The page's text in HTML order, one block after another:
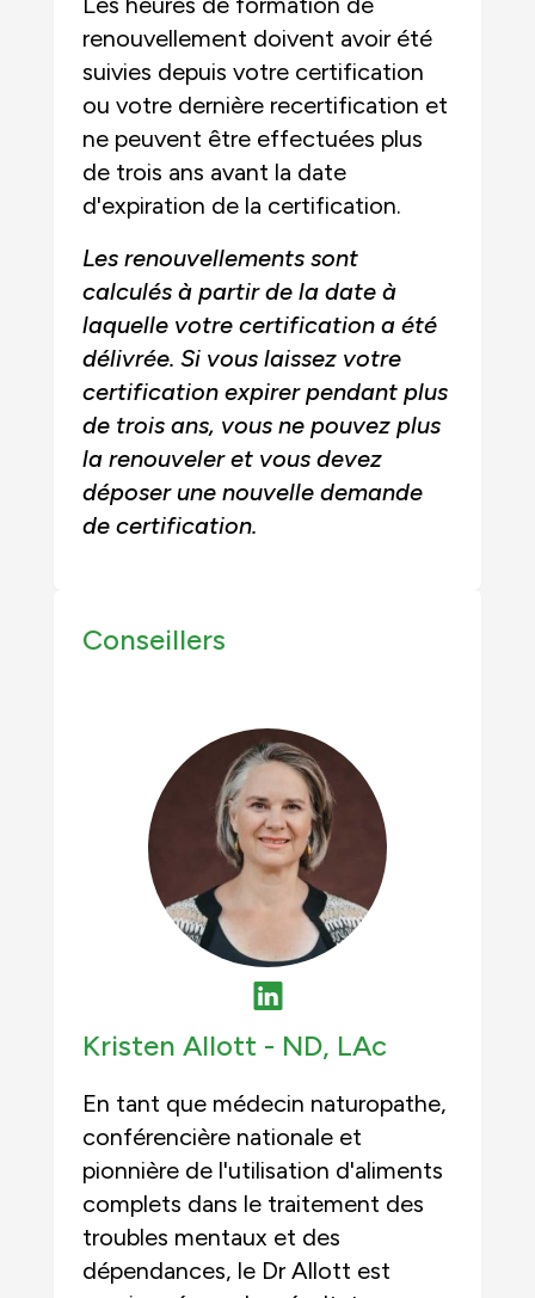
renouvellement doivent avoir été
suivies depuis votre certification
ou votre dernière recertification et
ne peuvent être effectuées plus
de trois ans avant la date
d'expiration de la certification.
Les renouvellements sont
calculés à partir de la date à
laquelle votre certification a été
délivrée. Si vous laissez votre
certification expirer pendant plus
de trois ans, vous ne pouvez plus
la renouveler et vous devez
déposer une nouvelle demande
de certification.
Conseillers
Kristen Allott - ND, LAc
En tant que médecin naturopathe,
conférencière nationale et
pionnière de l'utilisation d'aliments
complets dans le traitement des
troubles mentaux et des
dépendances, le Dr Allott est